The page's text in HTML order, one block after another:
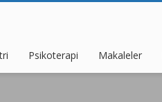
Psikoterapi Makaleler